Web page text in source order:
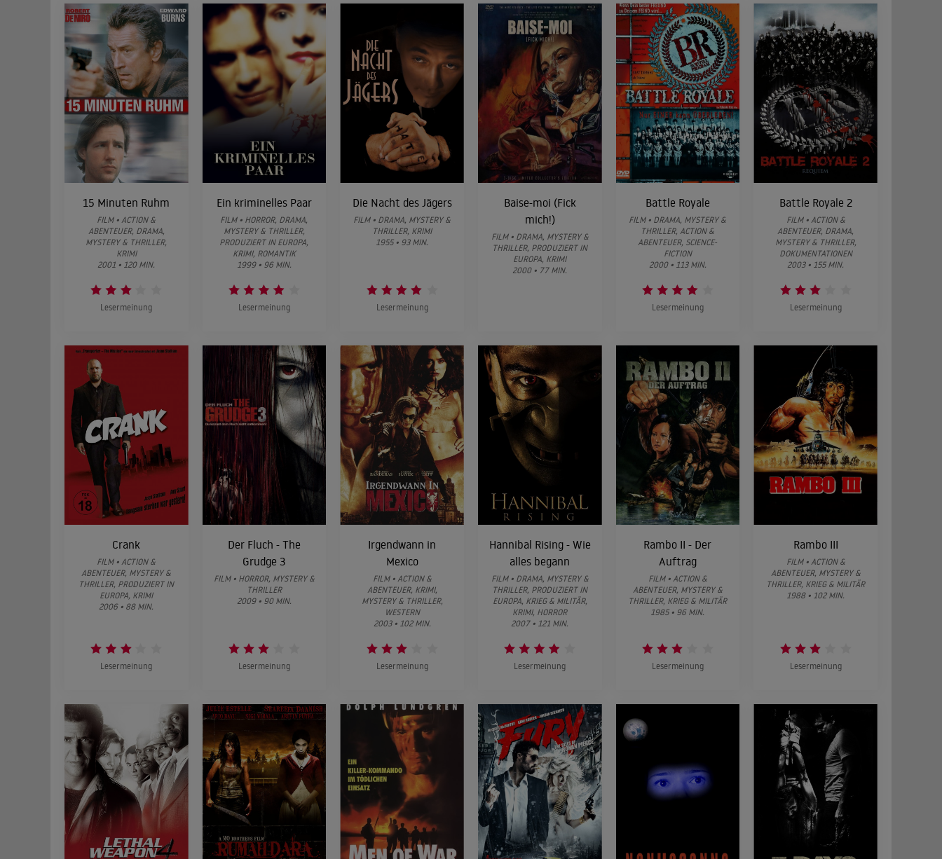
15 Minuten Ruhm
FILM • ACTION &
ABENTEUER, DRAMA,
MYSTERY & THRILLER,
KRIMI
2001 • 120 MIN.
Lesermeinung
Ein kriminelles Paar
FILM • HORROR, DRAMA,
MYSTERY & THRILLER,
PRODUZIERT IN EUROPA,
KRIMI, ROMANTIK
1999 • 96 MIN.
Lesermeinung
Die Nacht des Jägers
FILM • DRAMA, MYSTERY &
THRILLER, KRIMI
1955 • 93 MIN.
Lesermeinung
Baise-moi (Fick
mich!)
FILM • DRAMA, MYSTERY &
THRILLER, PRODUZIERT IN
EUROPA, KRIMI
2000 • 77 MIN.
Battle Royale
FILM • DRAMA, MYSTERY &
THRILLER, ACTION &
ABENTEUER, SCIENCE-
FICTION
2000 • 113 MIN.
Lesermeinung
Battle Royale 2
FILM • ACTION &
ABENTEUER, DRAMA,
MYSTERY & THRILLER,
DOKUMENTATIONEN
2003 • 155 MIN.
Lesermeinung
Crank
FILM • ACTION &
ABENTEUER, MYSTERY &
THRILLER, PRODUZIERT IN
EUROPA, KRIMI
2006 • 88 MIN.
Lesermeinung
Der Fluch - The
Grudge 3
FILM • HORROR, MYSTERY &
THRILLER
2009 • 90 MIN.
Lesermeinung
Irgendwann in
Mexico
FILM • ACTION &
ABENTEUER, KRIMI,
MYSTERY & THRILLER,
WESTERN
2003 • 102 MIN.
Lesermeinung
Hannibal Rising - Wie
alles begann
FILM • DRAMA, MYSTERY &
THRILLER, PRODUZIERT IN
EUROPA, KRIEG & MILITÄR,
KRIMI, HORROR
2007 • 121 MIN.
Lesermeinung
Rambo II - Der
Auftrag
FILM • ACTION &
ABENTEUER, MYSTERY &
THRILLER, KRIEG & MILITÄR
1985 • 96 MIN.
Lesermeinung
Rambo III
FILM • ACTION &
ABENTEUER, MYSTERY &
THRILLER, KRIEG & MILITÄR
1988 • 102 MIN.
Lesermeinung